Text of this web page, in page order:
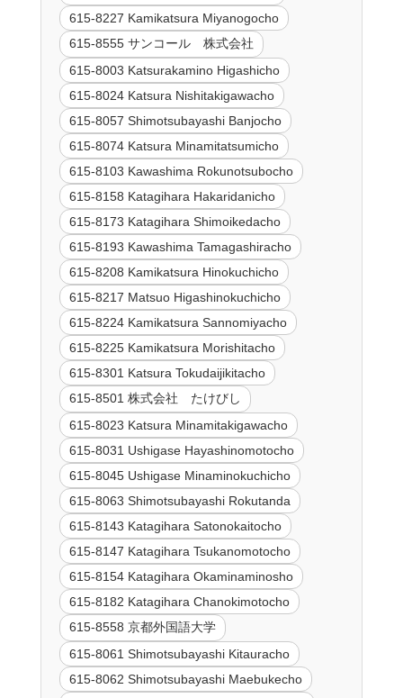
615-8227 Kamikatsura Miyanogocho
615-8555 サンコール 株式会社
615-8003 Katsurakamino Higashicho
615-8024 Katsura Nishitakigawacho
615-8057 Shimotsubayashi Banjocho
615-8074 Katsura Minamitatsumicho
615-8103 Kawashima Rokunotsubocho
615-8158 Katagihara Hakaridanicho
615-8173 Katagihara Shimoikedacho
615-8193 Kawashima Tamagashiracho
615-8208 Kamikatsura Hinokuchicho
615-8217 Matsuo Higashinokuchicho
615-8224 Kamikatsura Sannomiyacho
615-8225 Kamikatsura Morishitacho
615-8301 Katsura Tokudaijikitacho
615-8501 株式会社 たけびし
615-8023 Katsura Minamitakigawacho
615-8031 Ushigase Hayashinomotocho
615-8045 Ushigase Minaminokuchicho
615-8063 Shimotsubayashi Rokutanda
615-8143 Katagihara Satonokaitocho
615-8147 Katagihara Tsukanomotocho
615-8154 Katagihara Okaminaminosho
615-8182 Katagihara Chanokimotocho
615-8558 京都外国語大学
615-8061 Shimotsubayashi Kitauracho
615-8062 Shimotsubayashi Maebukecho